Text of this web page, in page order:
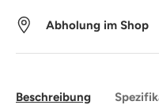
Abholung im Shop
Beschreibung